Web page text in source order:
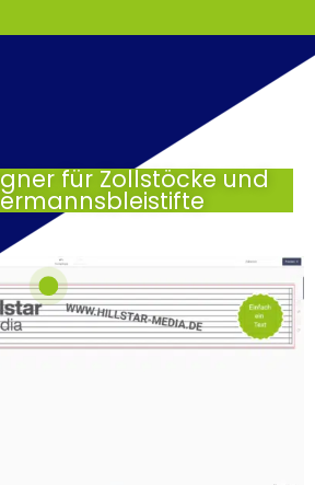
für Zollstöcke und